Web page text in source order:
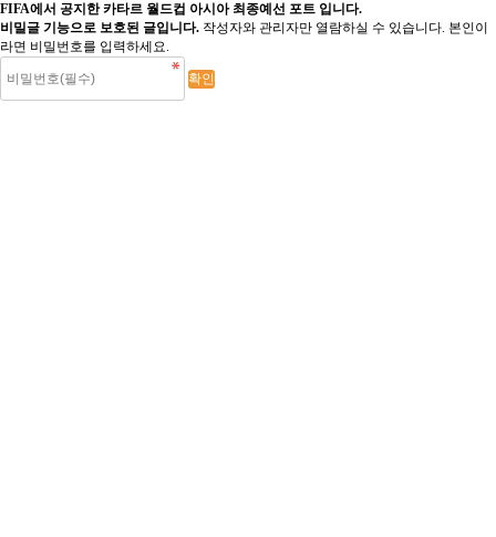
FIFA에서 공지한 카타르 월드컵 아시아 최종예선 포트 입니다.
비밀글 기능으로 보호된 글입니다. 작성자와 관리자만 열람하실 수 있습니다. 본인이
라면 비밀번호를 입력하세요.